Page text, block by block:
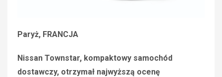
Paryż, FRANCJA
Nissan Townstar, kompaktowy samochód
dostawczy, otrzymał najwyższą ocenę